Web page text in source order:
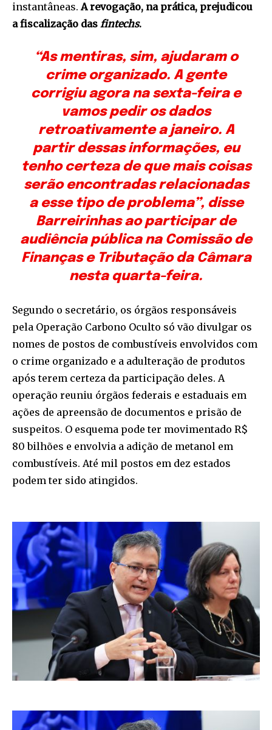
instantâneas. A revogação, na prática, prejudicou
a fiscalização das fintechs.
“As mentiras, sim, ajudaram o
crime organizado. A gente
corrigiu agora na sexta-feira e
vamos pedir os dados
retroativamente a janeiro. A
partir dessas informações, eu
tenho certeza de que mais coisas
serão encontradas relacionadas
a esse tipo de problema”, disse
Barreirinhas ao participar de
audiência pública na Comissão de
Finanças e Tributação da Câmara
nesta quarta-feira.
Segundo o secretário, os órgãos responsáveis
pela Operação Carbono Oculto só vão divulgar os
nomes de postos de combustíveis envolvidos com
o crime organizado e a adulteração de produtos
após terem certeza da participação deles. A
operação reuniu órgãos federais e estaduais em
ações de apreensão de documentos e prisão de
suspeitos. O esquema pode ter movimentado R$
80 bilhões e envolvia a adição de metanol em
combustíveis. Até mil postos em dez estados
podem ter sido atingidos.